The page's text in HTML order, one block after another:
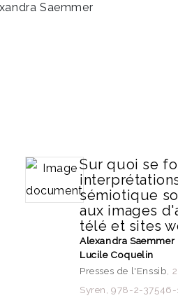
Saemmer
Sur quoi se
sémiotique
aux images
télé et sites
Alexandra Saemmer
Lucile Coquelin
Presses de l'Enssib ,
Syren, 978-2-37546-